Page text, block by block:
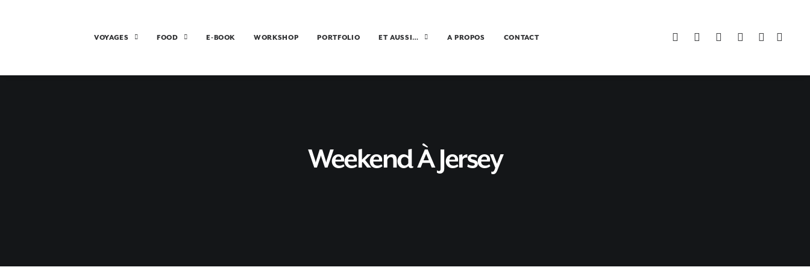
VOYAGES FOOD E-BOOK WORKSHOP PORTFOLIO ET AUSSI… A PROPOS CONTACT
Weekend À Jersey